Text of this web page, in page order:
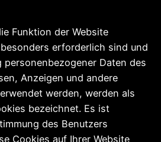
Funktion der Website
erforderlich sind und
personenbezogener Daten des
Anzeigen und andere
werden, werden als
bezeichnet. Es ist
des Benutzers
Cookies auf Ihrer Website